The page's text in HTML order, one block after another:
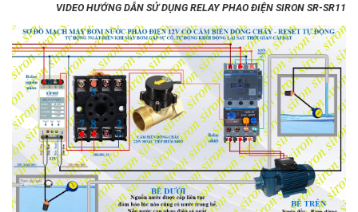
VIDEO HƯỚNG DẪN SỬ DỤNG RELAY PHAO ĐIỆN SIRON SR-SR11